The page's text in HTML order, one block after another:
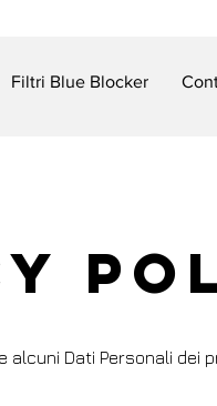
Filtri Blue Blocker
Dati Personali dei